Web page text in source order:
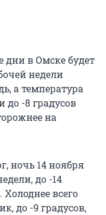
дни в Омске будет
недели
а температура
до -8 градусов
на
ночь 14 ноября
до -14
Холоднее всего
до -9 градусов,